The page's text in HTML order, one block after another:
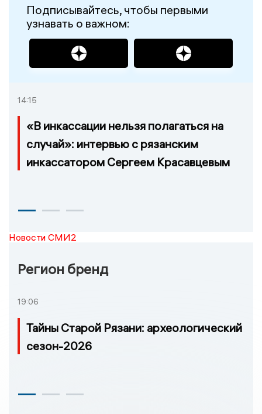
Подписывайтесь, чтобы первыми
узнавать о важном:
14:15
«В инкассации нельзя полагаться на
случай»: интервью с рязанским
инкассатором Сергеем Красавцевым
Новости СМИ2
Регион бренд
19:06
Тайны Старой Рязани: археологический
сезон-2026